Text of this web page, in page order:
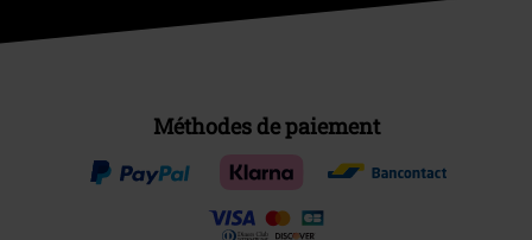
Méthodes de paiement